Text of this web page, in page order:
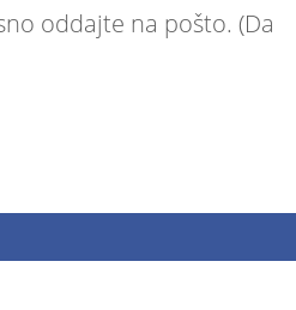
oddajte na pošto. (Da